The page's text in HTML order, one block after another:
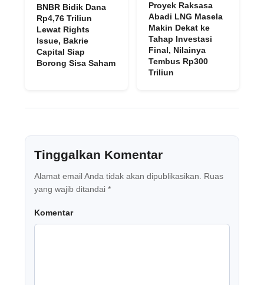
BNBR Bidik Dana
Rp4,76 Triliun
Lewat Rights
Issue, Bakrie
Capital Siap
Borong Sisa Saham
Proyek Raksasa
Abadi LNG Masela
Makin Dekat ke
Tahap Investasi
Final, Nilainya
Tembus Rp300
Triliun
Tinggalkan Komentar
Alamat email Anda tidak akan dipublikasikan. Ruas
yang wajib ditandai *
Komentar